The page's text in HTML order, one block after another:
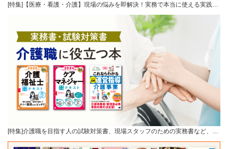
[特集]【医療・看護・介護】現場の悩みを即解決！実務で本当に使える実践…
[特集]介護職を目指す人の試験対策書、現場スタッフのための実務書など、…